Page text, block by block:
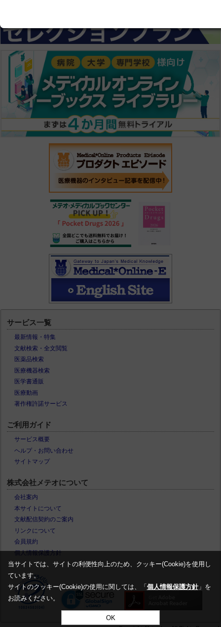
サービス一覧
最新情報・特集
文献検索・全文閲覧
医薬品検索
医療機器検索
医学書通販
医療動画
著作権許諾サービス
ご利用ガイド
サービス概要
ヘルプ・お問い合わせ
サイトマップ
株式会社メテオについて
会社案内
本サイトについて
文献配信契約のご案内
リンクについて
会員規約
個人情報保護方針
当サイトでは、サイトの利便性向上のため、クッキー(Cookie)を使用し
ています。
サイトのクッキー(Cookie)の使用に関しては、「 個人情報保護方針」を
お読みください。
OK